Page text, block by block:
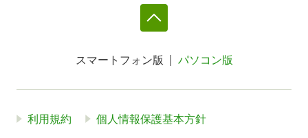
スマートフォン版 パソコン版
利用規約 個人情報保護基本方針